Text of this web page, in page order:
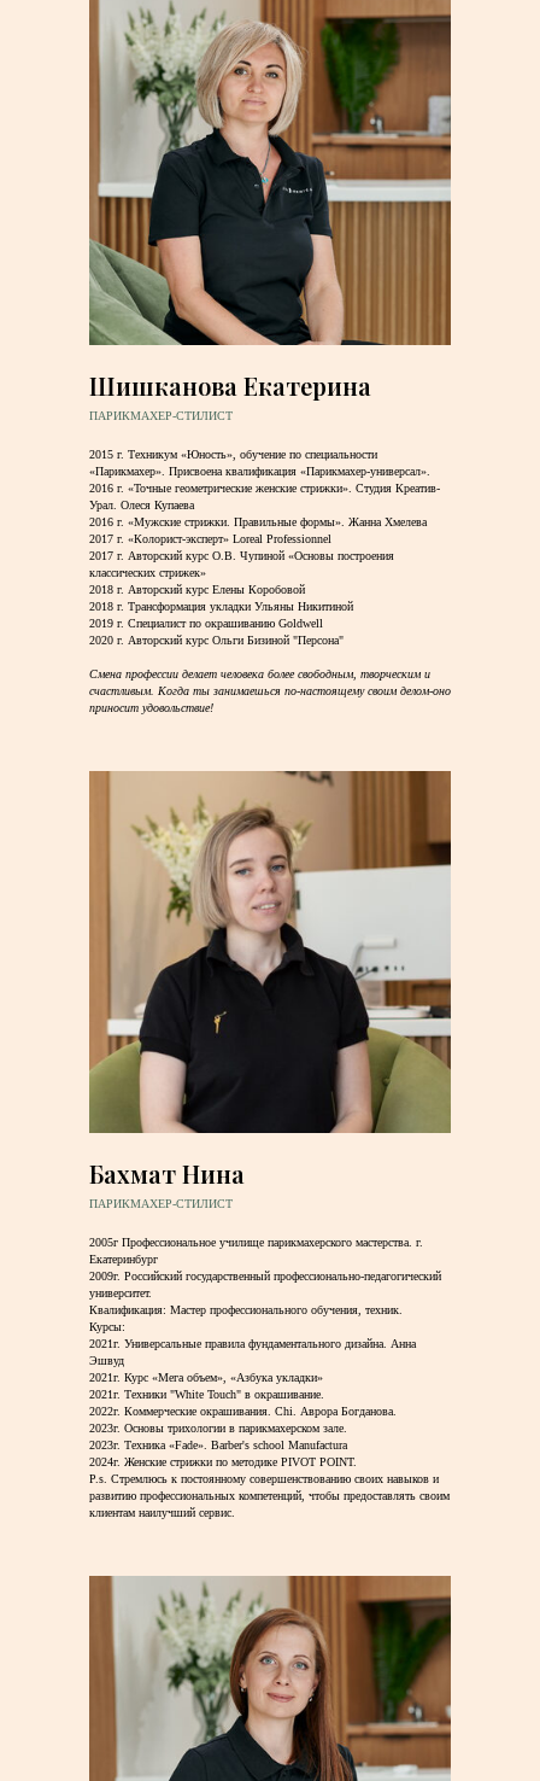
Шишканова Екатерина
ПАРИКМАХЕР-СТИЛИСТ
2015 г. Техникум «Юность», обучение по специальности
«Парикмахер». Присвоена квалификация «Парикмахер-универсал».
2016 г. «Точные геометрические женские стрижки». Студия Креатив-
Урал. Олеся Купаева
2016 г. «Мужские стрижки. Правильные формы». Жанна Хмелева
2017 г. «Колорист-эксперт» Loreal Professionnel
2017 г. Авторский курс О.В. Чупиной «Основы построения
классических стрижек»
2018 г. Авторский курс Елены Коробовой
2018 г. Трансформация укладки Ульяны Никитиной
2019 г. Специалист по окрашиванию Goldwell
2020 г. Авторский курс Ольги Бизиной "Персона"
Смена профессии делает человека более свободным, творческим и
счастливым. Когда ты занимаешься по-настоящему своим делом-оно
приносит удовольствие!
Бахмат Нина
ПАРИКМАХЕР-СТИЛИСТ
2005г Профессиональное училище парикмахерского мастерства. г.
Екатеринбург
2009г. Российский государственный профессионально-педагогический
университет.
Квалификация: Мастер профессионального обучения, техник.
Курсы:
2021г. Универсальные правила фундаментального дизайна. Анна
Эшвуд
2021г. Курс «Мега объем», «Азбука укладки»
2021г. Техники "White Touch" в окрашивание.
2022г. Коммерческие окрашивания. Chi. Аврора Богданова.
2023г. Основы трихологии в парикмахерском зале.
2023г. Техника «Fade». Barber's school Manufactura
2024г. Женские стрижки по методике PIVOT POINT.
P.s. Стремлюсь к постоянному совершенствованию своих навыков и
развитию профессиональных компетенций, чтобы предоставлять своим
клиентам наилучший сервис.